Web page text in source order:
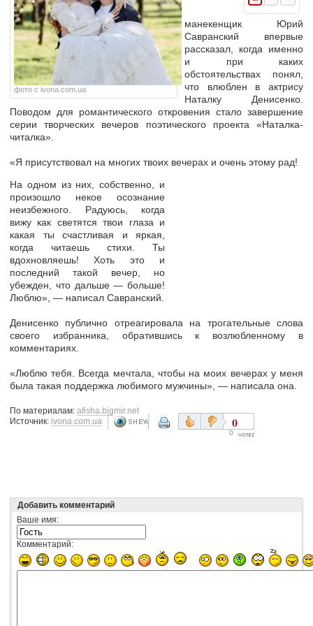
фото с ivona.com.ua
манекенщик Юрий
Савранский впервые
рассказал, когда именно
и при каких
обстоятельствах понял,
что влюблен в актрису
Наталку Денисенко.
Поводом для романтического откровения стало завершение
серии творческих вечеров поэтического проекта «Наталка-
читалка».
«Я присутствовал на многих твоих вечерах и очень этому рад!
На одном из них, собственно, и
произошло некое осознание
неизбежного. Радуюсь, когда
вижу как светятся твои глаза и
какая ты счастливая и яркая,
когда читаешь стихи. Ты
вдохновляешь! Хоть это и
последний такой вечер, но
убежден, что дальше — больше!
Люблю», — написал Савранский.
Денисенко публично отреагировала на трогательные слова
своего избранника, обратившись к возлюбленному в
комментариях.
«Люблю тебя. Всегда мечтала, чтобы на моих вечерах у меня
была такая поддержка любимого мужчины», — написала она.
По материалам: afisha.bigmir.net
Источник: ivona.com.ua 0
0
Добавить комментарий
Ваше имя:
Комментарий: